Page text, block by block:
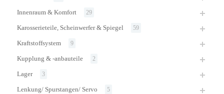
Innenraum & Komfort 29
Karosserieteile, Scheinwerfer & Spiegel 59
Kraftstoffsystem 9
Kupplung & -anbauteile 2
Lager 3
Lenkung/ Spurstangen/ Servo 5